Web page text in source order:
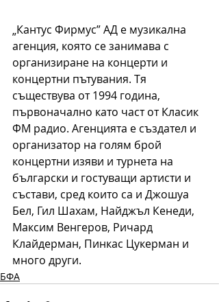
„Кантус Фирмус” АД е музикална
агенция, която се занимава с
организиране на концерти и
концертни пътувания. Тя
съществува от 1994 година,
първоначално като част от Класик
ФМ радио. Агенцията е създател и
организатор на голям брой
концертни изяви и турнета на
български и гостуващи артисти и
състави, сред които са и Джошуа
Бел, Гил Шахам, Найджъл Кенеди,
Максим Венгеров, Ричард
Клайдерман, Пинкас Цукерман и
много други.
БФА